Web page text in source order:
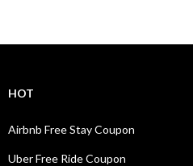
HOT
Airbnb Free Stay Coupon
Uber Free Ride Coupon